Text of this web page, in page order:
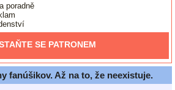
poradně
SE PATRONEM
fanúšikov. Až na to, že neexistuje.